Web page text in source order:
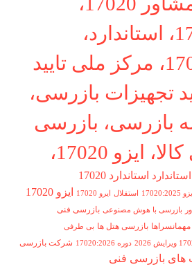
مشاوره 17020، استاندارد،
استاندارد 17020، مرکز ملی تایید
تجهیزات بازرسی،
بازرسی، بازرسی
ایزو 17020،
استاندارد استاندارد 17020
استقلال ایرو 17020 ایزو 17020
بازرسی با هوش مصنوعی بازرسی فنی
بازرسی هتل ها بی طرفی
دوره 17020:2026 شرکت بازرسی
بازرسی فنی